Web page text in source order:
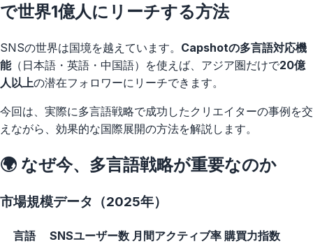
で世界1億人にリーチする方法
SNSの世界は国境を越えています。 Capshotの多言語対応機
能（日本語・英語・中国語）を使えば、アジア圏だけで20億
人以上の潜在フォロワーにリーチできます。
今回は、実際に多言語戦略で成功したクリエイターの事例を交
えながら、効果的な国際展開の方法を解説します。
🌍 なぜ今、多言語戦略が重要なのか
市場規模データ（2025年）
言語 SNSユーザー数 月間アクティブ率 購買力指数